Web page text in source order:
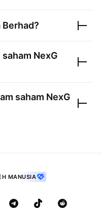
Berhad?
NexG
saham NexG
MANUSIA